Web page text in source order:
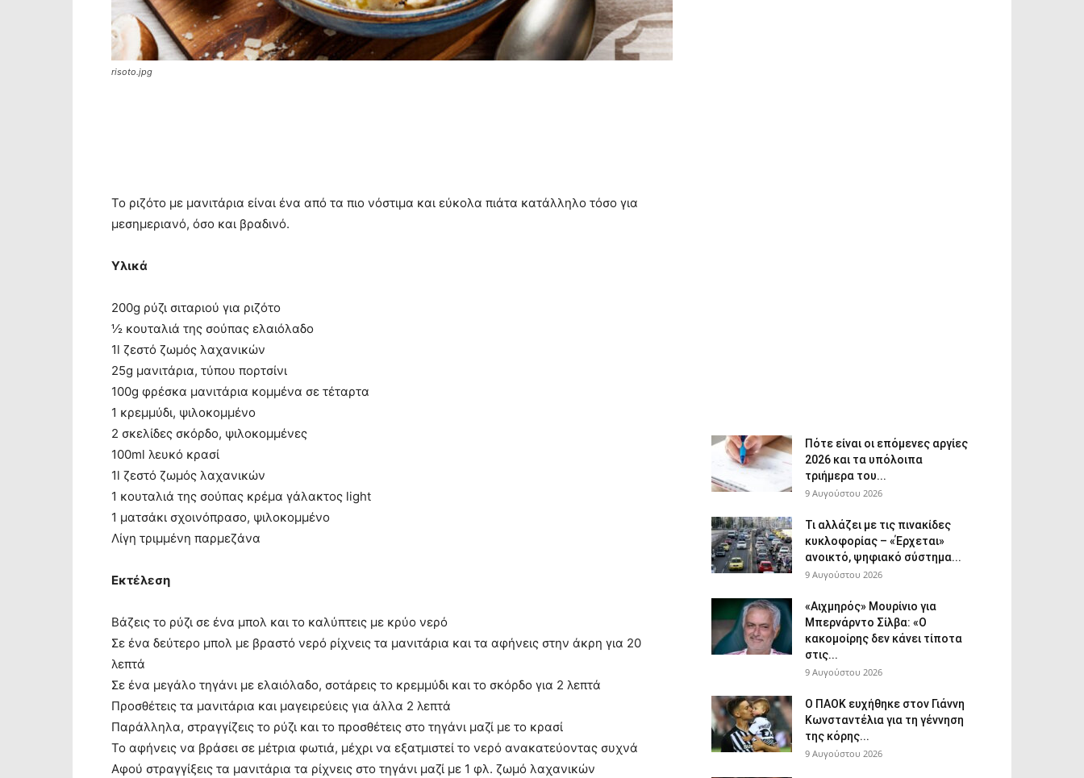
risoto.jpg
To ριζότο με μανιτάρια είναι ένα από τα πιο νόστιμα και εύκολα πιάτα κατάλληλο τόσο για
μεσημεριανό, όσο και βραδινό.
Υλικά
200g ρύζι σιταριού για ριζότο
½ κουταλιά της σούπας ελαιόλαδο
1l ζεστό ζωμός λαχανικών
25g μανιτάρια, τύπου πορτσίνι
100g φρέσκα μανιτάρια κομμένα σε τέταρτα
1 κρεμμύδι, ψιλοκομμένο
2 σκελίδες σκόρδο, ψιλοκομμένες
100ml λευκό κρασί
1l ζεστό ζωμός λαχανικών
1 κουταλιά της σούπας κρέμα γάλακτος light
1 ματσάκι σχοινόπρασο, ψιλοκομμένο
Λίγη τριμμένη παρμεζάνα
Εκτέλεση
Βάζεις το ρύζι σε ένα μπολ και το καλύπτεις με κρύο νερό
Σε ένα δεύτερο μπολ με βραστό νερό ρίχνεις τα μανιτάρια και τα αφήνεις στην άκρη για 20
λεπτά
Σε ένα μεγάλο τηγάνι με ελαιόλαδο, σοτάρεις το κρεμμύδι και το σκόρδο για 2 λεπτά
Προσθέτεις τα μανιτάρια και μαγειρεύεις για άλλα 2 λεπτά
Παράλληλα, στραγγίζεις το ρύζι και το προσθέτεις στο τηγάνι μαζί με το κρασί
Το αφήνεις να βράσει σε μέτρια φωτιά, μέχρι να εξατμιστεί το νερό ανακατεύοντας συχνά
Αφού στραγγίξεις τα μανιτάρια τα ρίχνεις στο τηγάνι μαζί με 1 φλ. ζωμό λαχανικών
Πότε είναι οι επόμενες αργίες
2026 και τα υπόλοιπα
τριήμερα του...
9 Αυγούστου 2026
Τι αλλάζει με τις πινακίδες
κυκλοφορίας – «Έρχεται»
ανοικτό, ψηφιακό σύστημα...
9 Αυγούστου 2026
«Αιχμηρός» Μουρίνιο για
Μπερνάρντο Σίλβα: «Ο
κακομοίρης δεν κάνει τίποτα
στις...
9 Αυγούστου 2026
Ο ΠΑΟΚ ευχήθηκε στον Γιάννη
Κωνσταντέλια για τη γέννηση
της κόρης...
9 Αυγούστου 2026